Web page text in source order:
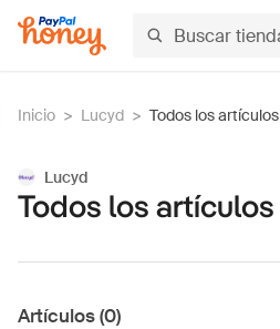
Inicio > Lucyd > Todos los artículos
Lucyd
Todos los artículos
Artículos (0)